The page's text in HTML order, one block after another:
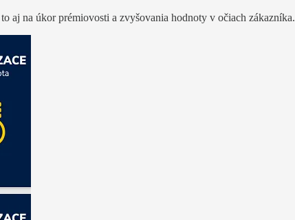
aj na úkor prémiovosti a zvyšovania hodnoty v očiach zákazníka.